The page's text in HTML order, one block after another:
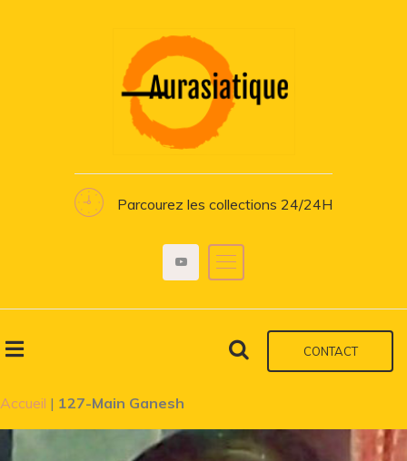
Parcourez les collections 24/24H
CONTACT
Accueil | 127-Main Ganesh